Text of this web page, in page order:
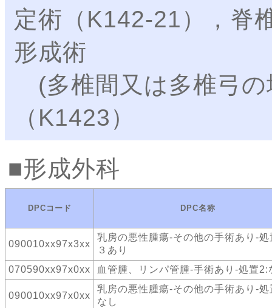
定術（K142-21），脊
形成術
(多椎間又は多椎弓の
（K1423）
形成外科
DPCコード DPC名称
090010xx97x3xx
乳房の悪性腫瘍-その他の手術あり-処
３あり
070590xx97x0xx
血管腫、リンパ管腫-手術あり-処置2:
090010xx97x0xx
乳房の悪性腫瘍-その他の手術あり-処
なし